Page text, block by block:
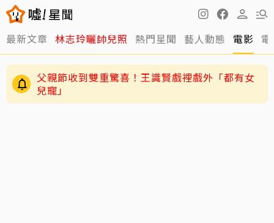
最新文章 林志玲曬帥兒照 熱門星聞 藝人動態 電影
父親節收到雙重驚喜！王識賢戲裡戲外「都有女
兒寵」